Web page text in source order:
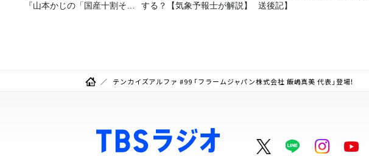
『山本かじの「国産十割そ
する？【気象予報士が解説】
送後記】
テンカイズアルファ #99 「フラームジャパン株式会社 飯嶋真美 代表」登場！